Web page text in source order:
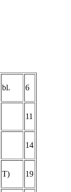
bl. 6
11
14
T) 19